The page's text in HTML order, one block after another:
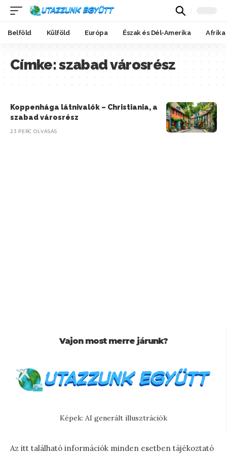
Belföld Külföld Európa Észak és Dél-Amerika Afrika
Címke:szabad városrész
Koppenhága látnivalók – Christiania, a
szabad városrész
23 PERC OLVASÁS
Vajon most merre járunk?
Képek: AI generált illusztrációk
Az itt található információk minden esetben tájékoztató